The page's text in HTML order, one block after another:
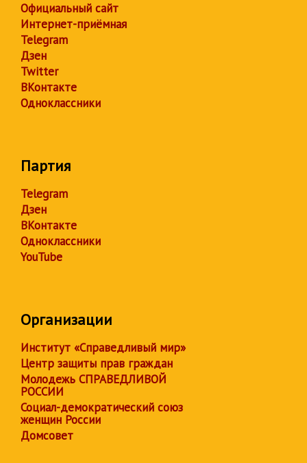
Официальный сайт
Интернет-приёмная
Telegram
Дзен
Twitter
ВКонтакте
Одноклассники
Партия
Telegram
Дзен
ВКонтакте
Одноклассники
YouTube
Организации
Институт «Справедливый мир»
Центр защиты прав граждан
Молодежь СПРАВЕДЛИВОЙ
РОССИИ
Социал-демократический союз
женщин России
Домсовет